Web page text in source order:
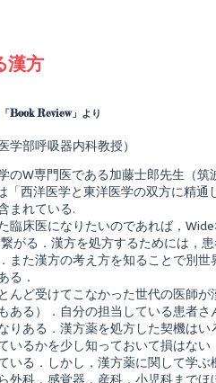
漢方
Book Review」より
学部呼吸器内科教授）
のW専門医である加藤士郎先生（
「西洋医学と東洋医学の双方に精通
まれている.
臨床医になりたいのであれば，
がる．漢方を処方するためには，
また漢方の考え方を知ることで別
る．
んど受けてこなかった世代の医師
ある）．自分の担当している患者
りある．漢方薬を処方した契機は
いるかを少し知っておいて損はな
いる．しかし，漢方薬に関して学ぶ